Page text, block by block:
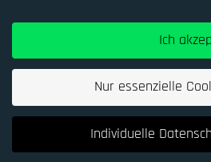
Ich
Nur essenzielle
Individuelle